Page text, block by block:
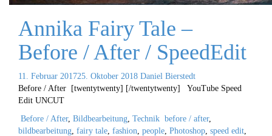
Annika Fairy Tale –
Before / After / SpeedEdit
11. Februar 201725. Oktober 2018 Daniel Bierstedt
Before / After [twentytwenty] [/twentytwenty] YouTube Speed
Edit UNCUT
Before / After, Bildbearbeitung Technik before / after,
bildbearbeitung fairy tale fashion people Photoshop speed edit